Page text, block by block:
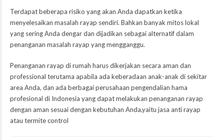
Terdapat beberapa risiko yang akan Anda dapatkan ketika
menyelesaikan masalah rayap sendiri. Bahkan banyak mitos lokal
yang sering Anda dengar dan dijadikan sebagai alternatif dalam
penanganan masalah rayap yang mengganggu.
Penanganan rayap di rumah harus dikerjakan secara aman dan
professional terutama apabila ada keberadaan anak-anak di sekitar
area Anda, dan ada berbagai perusahaan pengendalian hama
profesional di Indonesia yang dapat melakukan penanganan rayap
dengan aman sesuai dengan kebutuhan Anda,yaitu jasa anti rayap
atau termite control